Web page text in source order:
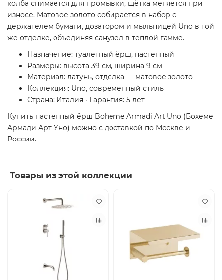
колба снимается для промывки, щётка меняется при
износе. Матовое золото собирается в набор с
держателем бумаги, дозатором и мыльницей Uno в той
же отделке, объединяя санузел в тёплой гамме.
Назначение: туалетный ёрш, настенный
Размеры: высота 39 см, ширина 9 см
Материал: латунь, отделка — матовое золото
Коллекция: Uno, современный стиль
Страна: Италия · Гарантия: 5 лет
Купить настенный ёрш Boheme Armadi Art Uno (Бохеме
Армади Арт Уно) можно с доставкой по Москве и
России.
Товары из этой коллекции